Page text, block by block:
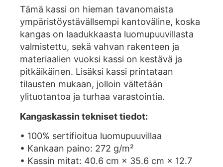
Tämä kassi on hieman tavanomaista
ympäristöystävällsempi kantoväline, koska
kangas on laadukkaasta luomupuuvillasta
valmistettu, sekä vahvan rakenteen ja
materiaalien vuoksi kassi on kestävä ja
pitkäikäinen. Lisäksi kassi printataan
tilausten mukaan, jolloin vältetään
ylituotantoa ja turhaa varastointia.
Kangaskassin tekniset tiedot:
• 100% sertifioitua luomupuuvillaa
• Kankaan paino: 272 g/m²
• Kassin mitat: 40.6 cm × 35.6 cm × 12.7